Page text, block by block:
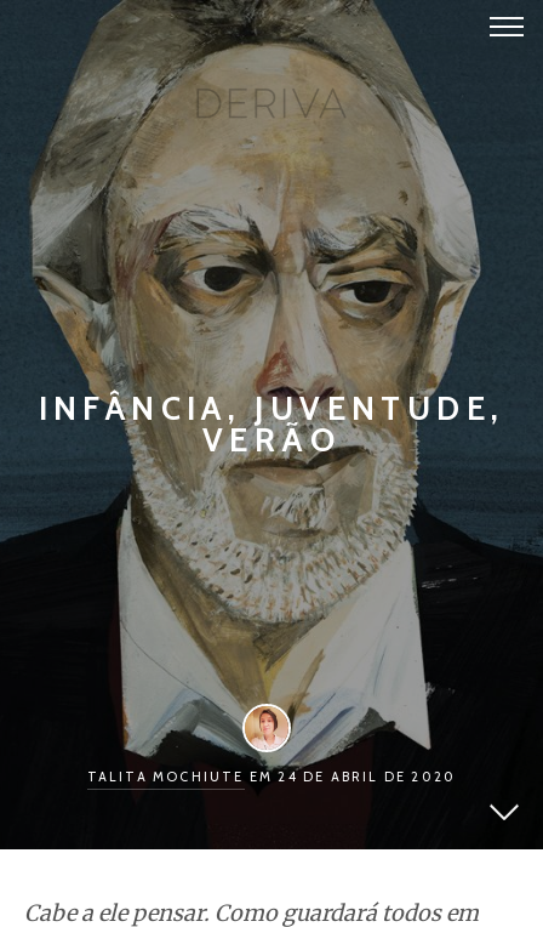
INFÂNCIA, JUVENTUDE,
VERÃO
TALITA MOCHIUTE EM 24 DE ABRIL DE 2020
Cabe a ele pensar. Como guardará todos em